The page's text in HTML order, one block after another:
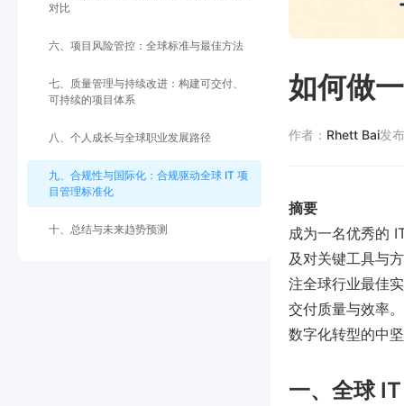
对比
六、项目风险管控：全球标准与最佳方法
七、质量管理与持续改进：构建可交付、
可持续的项目体系
八、个人成长与全球职业发展路径
九、合规性与国际化：合规驱动全球 IT 项
目管理标准化
十、总结与未来趋势预测
如何做
作者： Rhett Bai发
摘要
成为一名优秀的
及对关键工具与
注全球行业最佳
交付质量与效率
数字化转型的中
一、全球